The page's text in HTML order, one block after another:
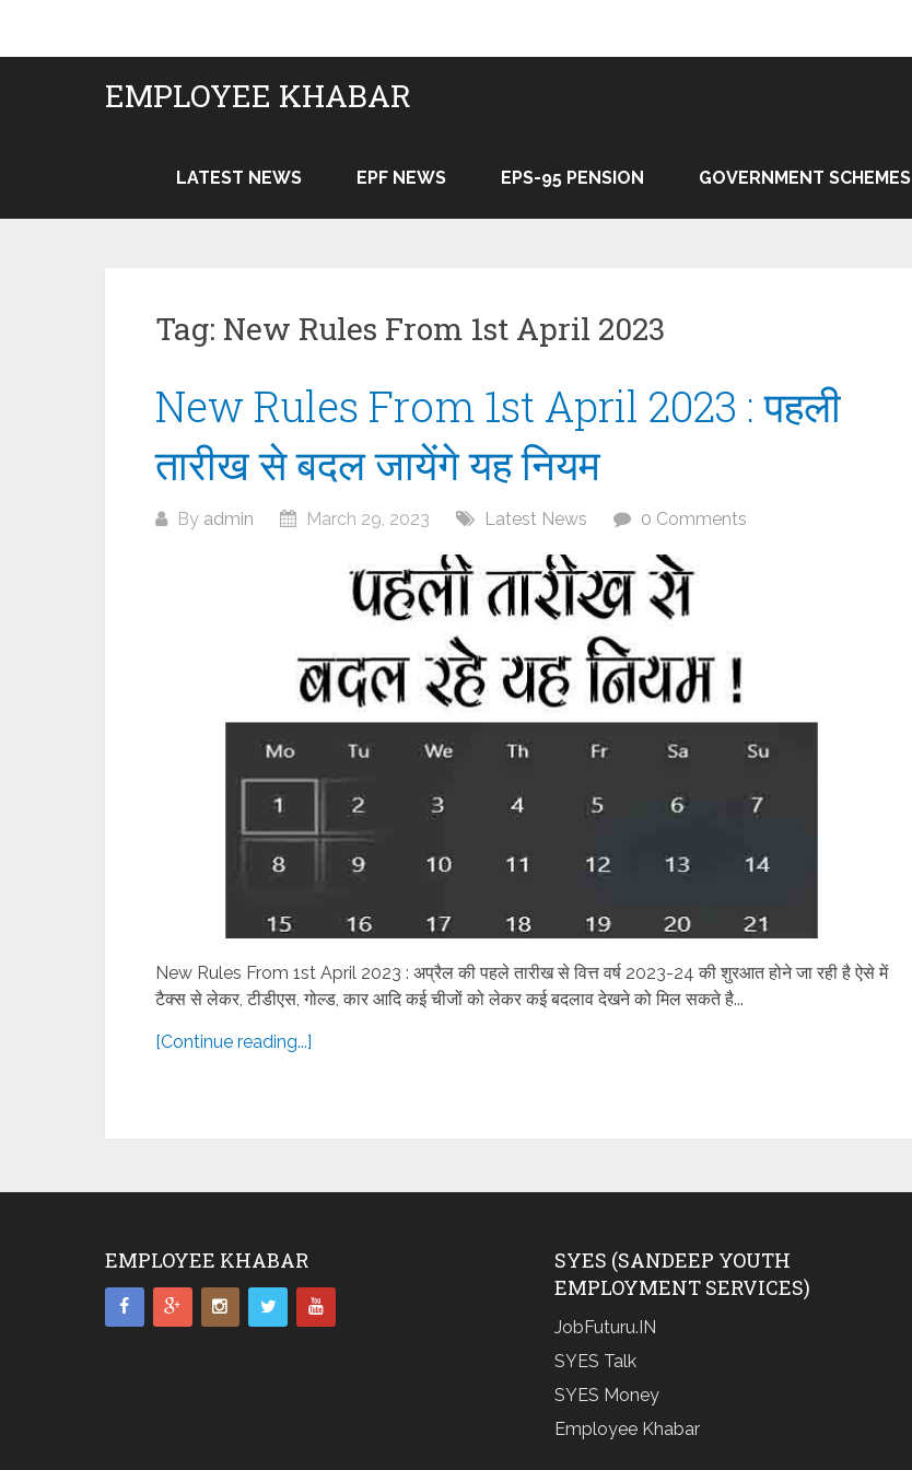
content
EMPLOYEE KHABAR
LATEST NEWS EPF NEWS EPS-95 PENSION GOVERNMENT SCHEMES
Tag: New Rules From 1st April 2023
New Rules From 1st April 2023 : पहली
तारीख से बदल जायेंगे यह नियम
By admin March 29, 2023 Latest News 0 Comments
New Rules From 1st April 2023 : अप्रैल की पहले तारीख से वित्त वर्ष 2023-24 की शुरआत होने जा रही है ऐसे में
टैक्स से लेकर, टीडीएस, गोल्ड, कार आदि कई चीजों को लेकर कई बदलाव देखने को मिल सकते है...
[Continue reading...]
EMPLOYEE KHABAR
SYES (SANDEEP YOUTH
EMPLOYMENT SERVICES)
JobFuturu.IN
SYES Talk
SYES Money
Employee Khabar